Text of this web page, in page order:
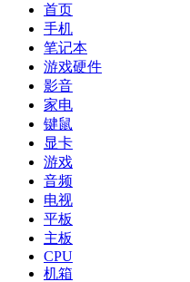
首页
手机
笔记本
游戏硬件
影音
家电
键鼠
显卡
游戏
音频
电视
平板
主板
CPU
机箱